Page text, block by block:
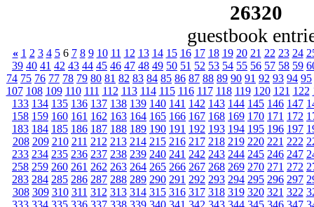
26320
guestbook
« 1 2 3 4 56 7 8 9 10 11 12 13 14 15 16 17 18 19 20 21 22 23 24
39 40 41 42 43 44 45 46 47 48 49 50 51 52 53 54 55 56 57 58 59
74 75 76 77 78 79 80 81 82 83 84 85 86 87 88 89 90 91 92 93 94 95
107 108 109 110 111 112 113 114 115 116 117 118 119 120 121 122
133 134 135 136 137 138 139 140 141 142 143 144 145 146 147
158 159 160 161 162 163 164 165 166 167 168 169 170 171 172
183 184 185 186 187 188 189 190 191 192 193 194 195 196 197
208 209 210 211 212 213 214 215 216 217 218 219 220 221 222
233 234 235 236 237 238 239 240 241 242 243 244 245 246 247
258 259 260 261 262 263 264 265 266 267 268 269 270 271 272
283 284 285 286 287 288 289 290 291 292 293 294 295 296 297
308 309 310 311 312 313 314 315 316 317 318 319 320 321 322
333 334 335 336 337 338 339 340 341 342 343 344 345 346 347